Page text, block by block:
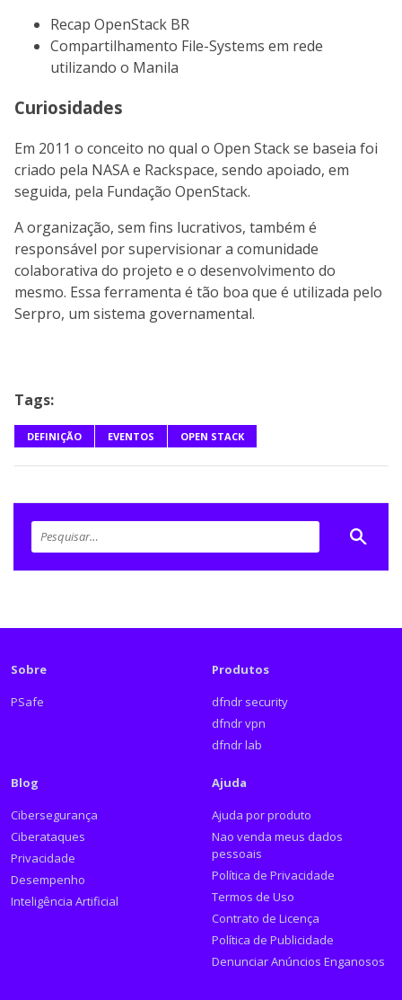
Recap OpenStack BR
Compartilhamento File-Systems em rede
utilizando o Manila
Curiosidades
Em 2011 o conceito no qual o Open Stack se baseia foi
criado pela NASA e Rackspace, sendo apoiado, em
seguida, pela Fundação OpenStack.
A organização, sem fins lucrativos, também é
responsável por supervisionar a comunidade
colaborativa do projeto e o desenvolvimento do
mesmo. Essa ferramenta é tão boa que é utilizada pelo
Serpro, um sistema governamental.
Tags:
DEFINIÇÃO EVENTOS OPEN STACK
Sobre
PSafe
Produtos
dfndr security
dfndr vpn
dfndr lab
Blog
Cibersegurança
Ciberataques
Privacidade
Desempenho
Inteligência Artificial
Ajuda
Ajuda por produto
Nao venda meus dados
pessoais
Política de Privacidade
Termos de Uso
Contrato de Licença
Política de Publicidade
Denunciar Anúncios Enganosos